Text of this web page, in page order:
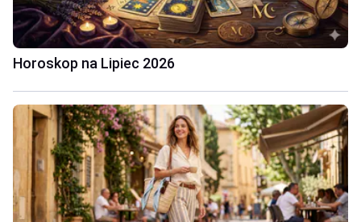
Horoskop na Lipiec 2026